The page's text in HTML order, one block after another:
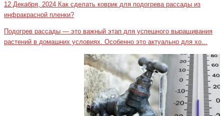
12 Декабря, 2024 Как сделать коврик для подогрева рассады из
инфракрасной пленки?
Подогрев рассады — это важный этап для успешного выращивания
растений в домашних условиях. Особенно это актуально для хо...